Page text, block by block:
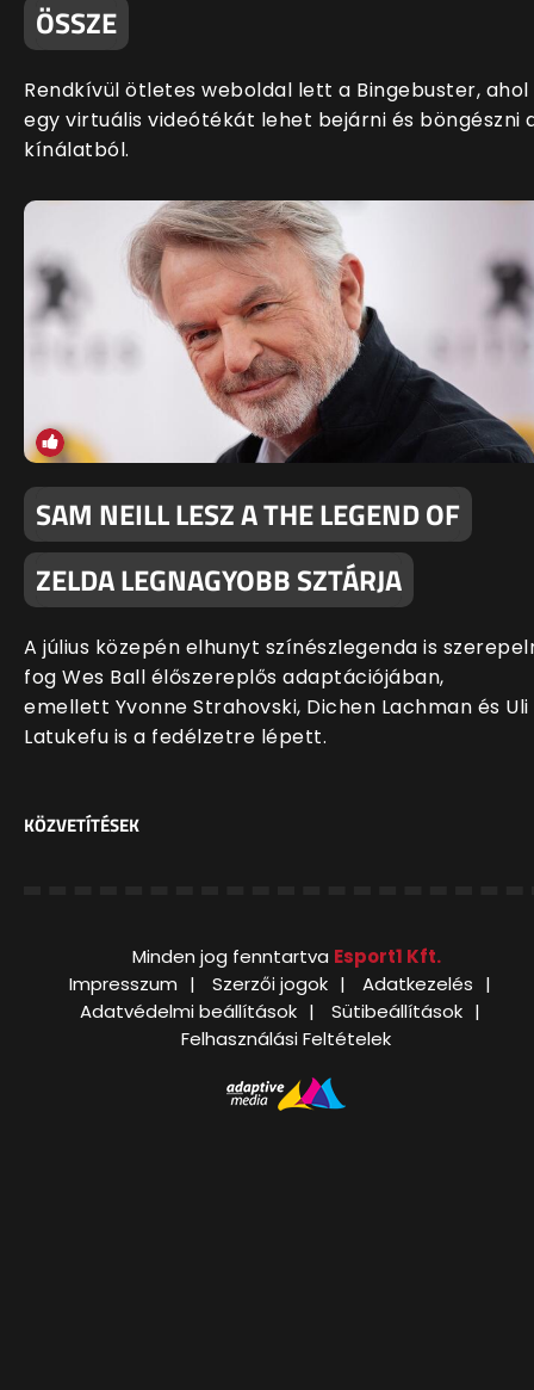
ÖSSZE
Rendkívül ötletes weboldal lett a Bingebuster, ahol
egy virtuális videótékát lehet bejárni és böngészni
kínálatból.
SAM NEILL LESZ A THE LEGEND OF
ZELDA LEGNAGYOBB SZTÁRJA
A július közepén elhunyt színészlegenda is
fog Wes Ball élőszereplős adaptációjában,
emellett Yvonne Strahovski, Dichen Lachman és Uli
Latukefu is a fedélzetre lépett.
KÖZVETÍTÉSEK
Minden jog fenntartva Esport1 Kft.
Impresszum
Szerzői jogok
Adatkezelés
Adatvédelmi beállítások
Sütibeállítások
Felhasználási Feltételek